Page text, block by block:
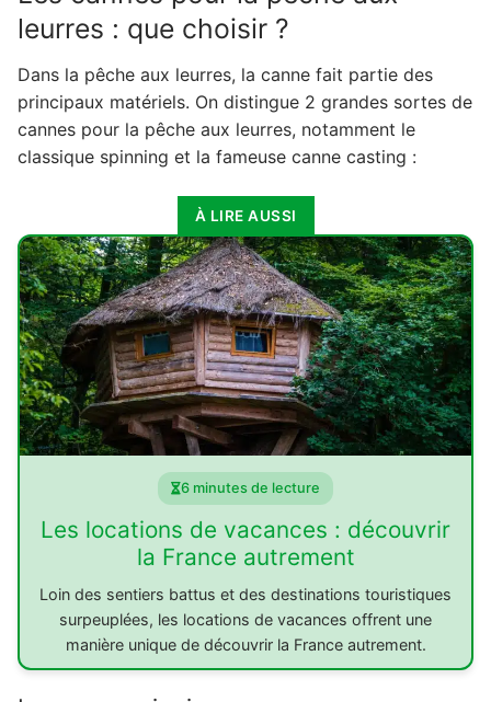
5. Le meilleur leurre pour votre pêche aux
6. La réglementation pour la pêche aux leurres
leurres : que choisir ?
Dans la pêche aux leurres, la canne fait partie des
principaux matériels. On distingue 2 grandes sortes de
cannes pour la pêche aux leurres, notamment le
classique spinning et la fameuse canne casting :
À LIRE AUSSI
6 minutes de lecture
Les locations de vacances : découvrir
la France autrement
Loin des sentiers battus et des destinations touristiques
surpeuplées, les locations de vacances offrent une
manière unique de découvrir la France autrement.